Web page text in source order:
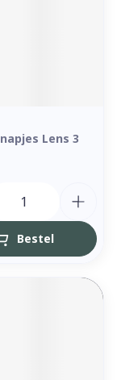
Lens 3
Bestel